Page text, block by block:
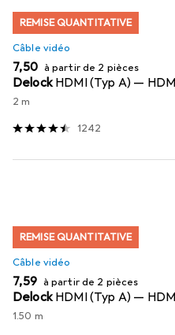
REMISE QUANTITATIVE
Câble vidéo
EUR
7,50 à partir de 2 pièces
Delock HDMI (Typ A) —
2 m
1242
REMISE QUANTITATIVE
Câble vidéo
EUR
7,59 à partir de 2 pièces
Delock HDMI (Typ A) —
1.50 m